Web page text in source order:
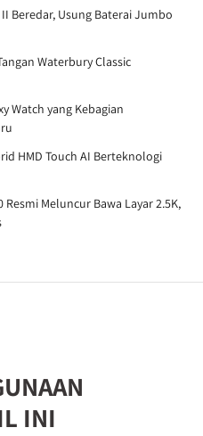
Beredar, Usung Baterai Jumbo
Waterbury Classic
Watch yang Kebagian
HMD Touch AI Berteknologi
Meluncur Bawa Layar 2.5K,
INI